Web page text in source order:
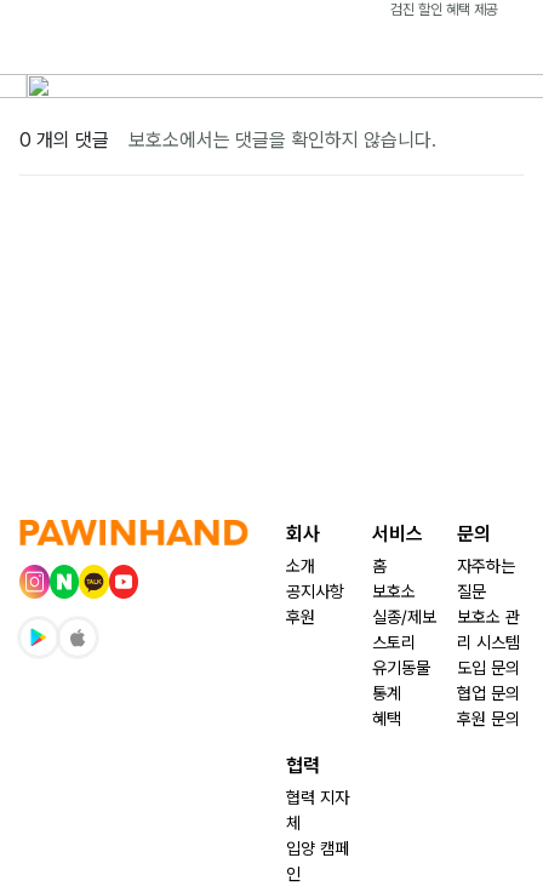
검진 할인 혜택 제공
0 개의 댓글 보호소에서는 댓글을 확인하지 않습니다.
회사
소개
공지사항
후원
서비스
홈
보호소
실종/제보
스토리
유기동물
통계
혜택
문의
자주하는
질문
보호소 관
리 시스템
도입 문의
협업 문의
후원 문의
협력
협력 지자
체
입양 캠페
인